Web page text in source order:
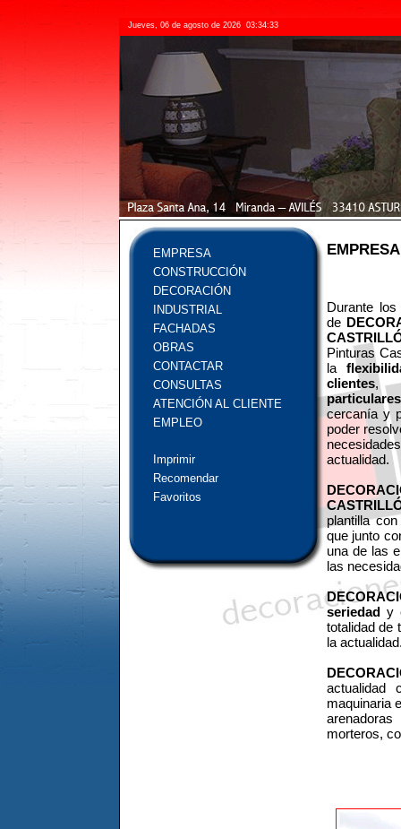
Jueves, 06 de agosto de 2026 03:34:33
EMPRESA
CONSTRUCCIÓN
DECORACIÓN
INDUSTRIAL
FACHADAS
OBRAS
CONTACTAR
CONSULTAS
ATENCIÓN AL CLIENTE
EMPLEO
Imprimir
Recomendar
Favoritos
EMPRESA
Durante
de
Pinturas
la
clientes,
particulares
cercanía y
poder
actualidad.
plantilla
que junto
una de las
las
seriedady
totalidad de
la
actualidad
maquinaria
morteros,